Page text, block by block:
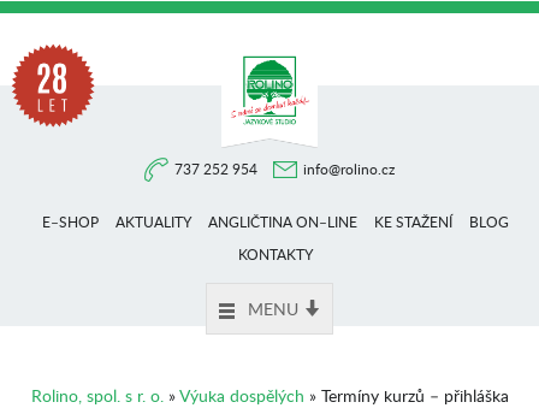
737 252 954 info@rolino.cz
E–SHOP AKTUALITY ANGLIČTINA ON–LINE KE STAŽENÍ
BLOG
KONTAKTY
MENU
Rolino, spol. s r. o.»Výuka dospělých » Termíny kurzů – přihláška